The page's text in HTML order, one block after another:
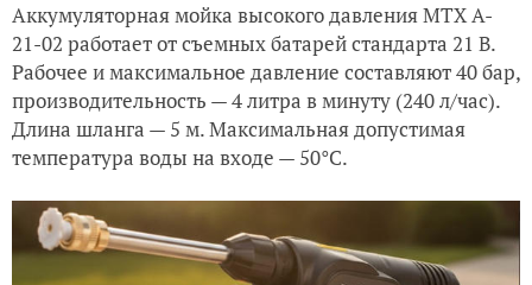
Аккумуляторная мойка высокого давления MTX A-
21-02 работает от съемных батарей стандарта 21 В.
Рабочее и максимальное давление составляют 40 бар,
производительность — 4 литра в минуту (240 л/час).
Длина шланга — 5 м. Максимальная допустимая
температура воды на входе — 50°C.